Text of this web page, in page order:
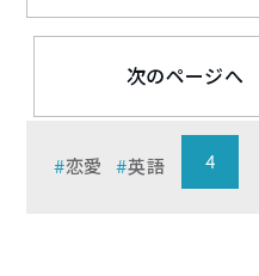
4
次のページへ
恋愛 英語